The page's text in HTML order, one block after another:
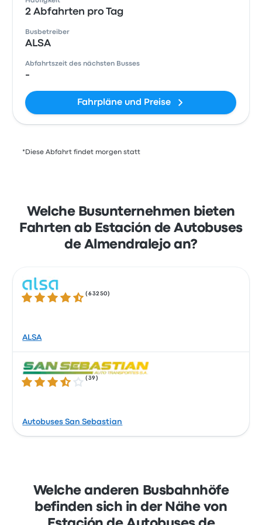
2 Abfahrten pro Tag
Busbetreiber
ALSA
Abfahrtszeit des nächsten Busses
-
Fahrpläne und Preise
*Diese Abfahrt findet morgen statt
Welche Busunternehmen bieten
Fahrten ab Estación de Autobuses
de Almendralejo an?
4.3 von 5 Sternen
(63250 )
ALSA
3.4 von 5 Sternen
(39 )
Autobuses San Sebastian
Welche anderen Busbahnhöfe
befinden sich in der Nähe von